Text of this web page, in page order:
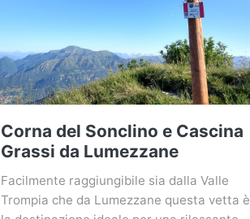
Corna del Sonclino e Cascina
Grassi da Lumezzane
Facilmente raggiungibile sia dalla Valle
Trompia che da Lumezzane questa vetta è